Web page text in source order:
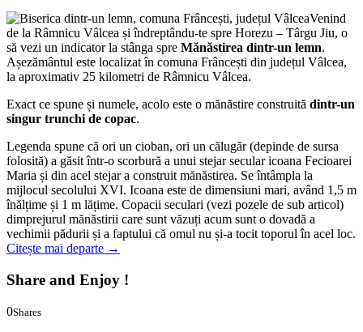
Venind
de la Râmnicu Vâlcea și îndreptându-te spre Horezu – Târgu Jiu, o
să vezi un indicator la stânga spre Mănăstirea dintr-un lemn.
Așezământul este localizat în comuna Frâncești din județul Vâlcea,
la aproximativ 25 kilometri de Râmnicu Vâlcea.
Exact ce spune și numele, acolo este o mănăstire construită dintr-un
singur trunchi de copac.
Legenda spune că ori un cioban, ori un călugăr (depinde de sursa
folosită) a găsit într-o scorbură a unui stejar secular icoana Fecioarei
Maria și din acel stejar a construit mănăstirea. Se întâmpla la
mijlocul secolului XVI. Icoana este de dimensiuni mari, având 1,5 m
înălțime și 1 m lățime. Copacii seculari (vezi pozele de sub articol)
dimprejurul mănăstirii care sunt văzuți acum sunt o dovadă a
vechimii pădurii și a faptului că omul nu și-a tocit toporul în acel loc.
Citește mai departe →
Share and Enjoy !
0Shares